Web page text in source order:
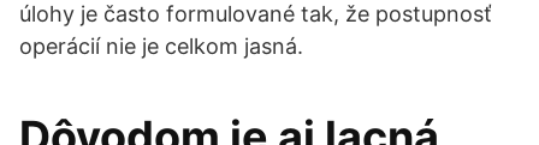
úlohy je často formulované tak, že postupnosť
operácií nie je celkom jasná.